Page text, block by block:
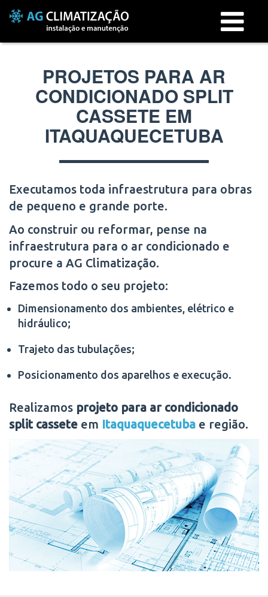
Menu
PROJETOS PARA AR
CONDICIONADO SPLIT
CASSETE EM
ITAQUAQUECETUBA
Executamos toda infraestrutura para obras
de pequeno e grande porte.
Ao construir ou reformar, pense na
infraestrutura para o ar condicionado e
procure a AG Climatização.
Fazemos todo o seu projeto:
Dimensionamento dos ambientes, elétrico e
hidráulico;
Trajeto das tubulações;
Posicionamento dos aparelhos e execução.
Realizamos projeto para ar condicionado
split cassete em Itaquaquecetuba e região.